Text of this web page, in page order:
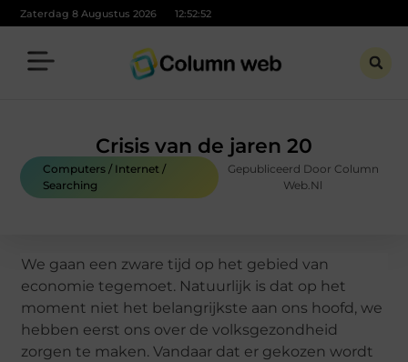
Zaterdag 8 Augustus 2026 12:52:53
Crisis van de jaren 20
Computers / Internet /
Searching
Gepubliceerd Door Column
Web.nl
We gaan een zware tijd op het gebied van
economie tegemoet. Natuurlijk is dat op het
moment niet het belangrijkste aan ons hoofd, we
hebben eerst ons over de volksgezondheid
zorgen te maken. Vandaar dat er gekozen wordt